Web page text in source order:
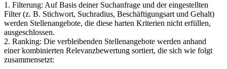
1. Filterung: Auf Basis deiner Suchanfrage und der eingestellten
Filter (z. B. Stichwort, Suchradius, Beschäftigungsart und Gehalt)
werden Stellenangebote, die diese harten Kriterien nicht erfüllen,
ausgeschlossen.
2. Ranking: Die verbleibenden Stellenangebote werden anhand
einer kombinierten Relevanzbewertung sortiert, die sich wie folgt
zusammensetzt: